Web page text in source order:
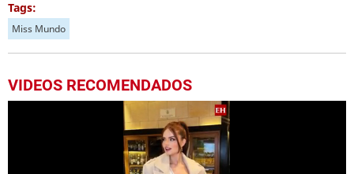
Tags:
Miss Mundo
VIDEOS RECOMENDADOS